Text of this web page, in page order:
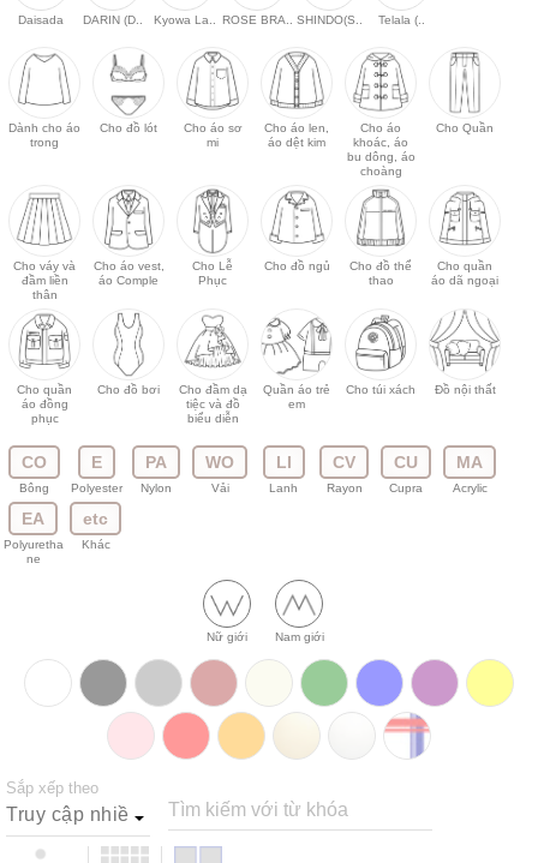
Daisada DARIN (D.. Kyowa La.. ROSE BRA.. SHINDO(S.. Telala (..
Dành cho áo
trong
Cho đồ lót
Cho áo sơ
mi
Cho áo len,
áo dệt kim
Cho áo
khoác, áo
bu dông, áo
choàng
Cho Quần
Cho váy và
đầm liền
thân
Cho áo vest,
áo Comple
Cho Lễ
Phục
Cho đồ ngủ
Cho đồ thể
thao
Cho quần
áo dã ngoại
Cho quần
áo đồng
phục
Cho đồ bơi
Cho đầm dạ
tiệc và đồ
biểu diễn
Quần áo trẻ
em
Cho túi xách Đồ nội thất
CO
Bông
E
Polyester
PA
Nylon
WO
Vải
LI
Lanh
CV
Rayon
CU
Cupra
MA
Acrylic
EA
Polyuretha
ne
etc
Khác
Nữ giới Nam giới
Sắp xếp theo
Tìm kiếm với từ khóa